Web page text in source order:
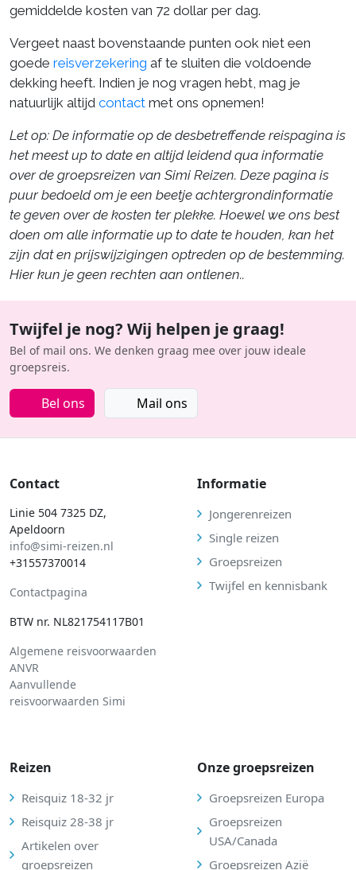
gemiddelde kosten van 72 dollar per dag.
Vergeet naast bovenstaande punten ook niet een
goede reisverzekering af te sluiten die voldoende
dekking heeft. Indien je nog vragen hebt, mag je
natuurlijk altijd contact met ons opnemen!
Let op: De informatie op de desbetreffende reispagina is
het meest up to date en altijd leidend qua informatie
over de groepsreizen van Simi Reizen. Deze pagina is
puur bedoeld om je een beetje achtergrondinformatie
te geven over de kosten ter plekke. Hoewel we ons best
doen om alle informatie up to date te houden, kan het
zijn dat en prijswijzigingen optreden op de bestemming.
Hier kun je geen rechten aan ontlenen..
Twijfel je nog? Wij helpen je graag!
Bel of mail ons. We denken graag mee over jouw ideale
groepsreis.
Bel ons Mail ons
Contact
Linie 504 7325 DZ,
Apeldoorn
info@simi-reizen.nl
+31557370014
Contactpagina
BTW nr. NL821754117B01
Algemene reisvoorwaarden
ANVR
Aanvullende
reisvoorwaarden Simi
Informatie
Jongerenreizen
Single reizen
Groepsreizen
Twijfel en kennisbank
Reizen
Reisquiz 18-32 jr
Reisquiz 28-38 jr
Artikelen over
groepsreizen
Onze groepsreizen
Groepsreizen Europa
Groepsreizen
USA/Canada
Groepsreizen Azië